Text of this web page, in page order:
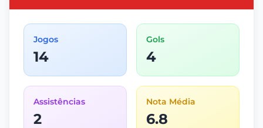
Jogos
14
Gols
4
Assistências
2
Nota Média
6.8